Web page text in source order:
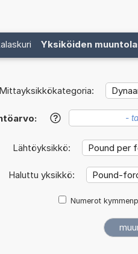
Yksiköiden
Mittayksikkökategoria:
?
Lähtöyksikkö:
Haluttu yksikkö:
Numerot